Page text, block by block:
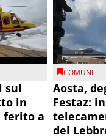
sul
in
ferito a
COMUNI
Aosta,
Festaz:
del